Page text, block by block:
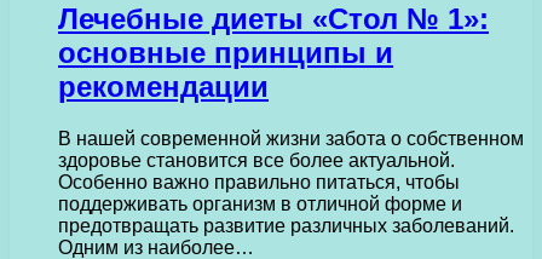
Лечебные диеты «Стол № 1»:
основные принципы и
рекомендации
В нашей современной жизни забота о собственном
здоровье становится все более актуальной.
Особенно важно правильно питаться, чтобы
поддерживать организм в отличной форме и
предотвращать развитие различных заболеваний.
Одним из наиболее…